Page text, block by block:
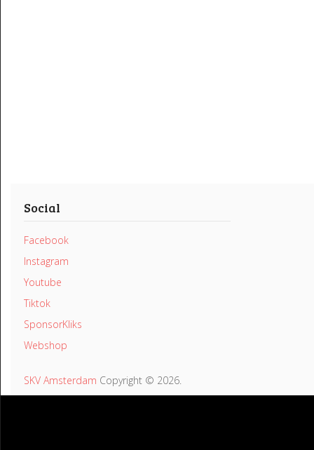
Social
Facebook
Instagram
Youtube
Tiktok
SponsorKliks
Webshop
SKV Amsterdam Copyright © 2026.